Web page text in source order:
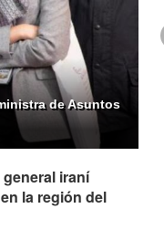
de Asuntos
iraní
la región del